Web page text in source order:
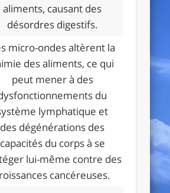
aliments, causant des
désordres digestifs.
micro-ondes altèrent la
des aliments, ce qui
peut mener à des
du
lymphatique et
des dégénérations des
capacités du corps à se
lui-même contre des
cancéreuses.